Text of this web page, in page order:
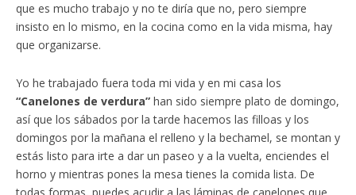
que es mucho trabajo y no te diría que no, pero siempre
insisto en lo mismo, en la cocina como en la vida misma, hay
que organizarse.
Yo he trabajado fuera toda mi vida y en mi casa los
“Canelones de verdura” han sido siempre plato de domingo,
así que los sábados por la tarde hacemos las filloas y los
domingos por la mañana el relleno y la bechamel, se montan y
estás listo para irte a dar un paseo y a la vuelta, enciendes el
horno y mientras pones la mesa tienes la comida lista. De